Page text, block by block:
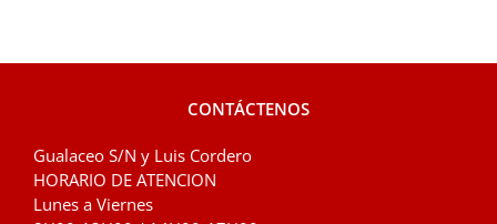
CONTÁCTENOS
Gualaceo S/N y Luis Cordero
HORARIO DE ATENCION
Lunes a Viernes